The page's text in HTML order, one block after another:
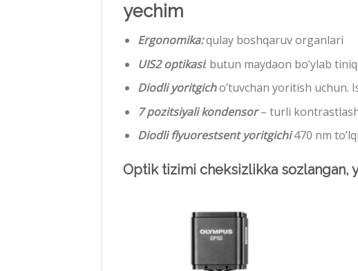
yechim
Ergonomika:qulay boshqaruv organlari
UIS2 optikasi: butun maydaon bo’ylab
Diodli yoritgicho’tuvchan yoritish uchun.
7 pozitsiyali kondensor– turli
Diodli flyuorestsent yoritgichi470 nm
Optik tizimi cheksizlikka sozlangan,